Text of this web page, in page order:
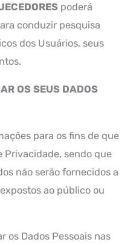
poderá
conduzir pesquisa
dos Usuários, seus
OS SEUS DADOS
para os fins de que
Privacidade, sendo que
não serão fornecidos a
ao público ou
os Dados Pessoais nas